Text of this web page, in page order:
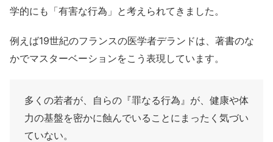
学的にも「有害な行為」と考えられてきました。
例えば19世紀のフランスの医学者デランドは、著書のな
かでマスターベーションをこう表現しています。
多くの若者が、自らの『罪なる行為』が、健康や体
力の基盤を密かに蝕んでいることにまったく気づい
ていない。